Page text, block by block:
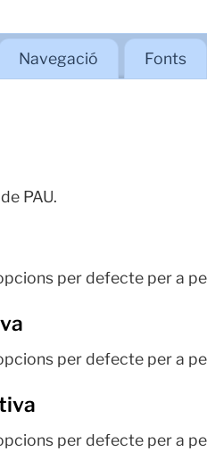
Navegació Fonts
PAU.
per defecte per a
per defecte per a
per defecte per a